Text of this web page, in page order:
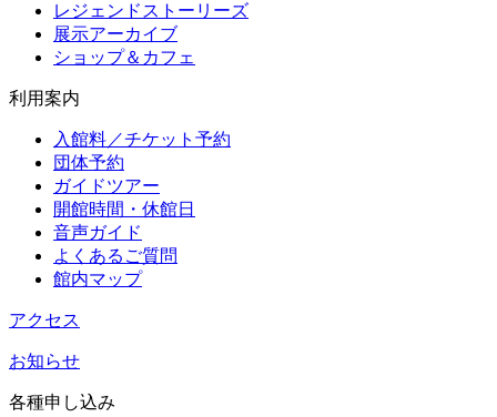
レジェンドストーリーズ
展示アーカイブ
ショップ＆カフェ
利用案内
入館料／チケット予約
団体予約
ガイドツアー
開館時間・休館日
音声ガイド
よくあるご質問
館内マップ
アクセス
お知らせ
各種申し込み